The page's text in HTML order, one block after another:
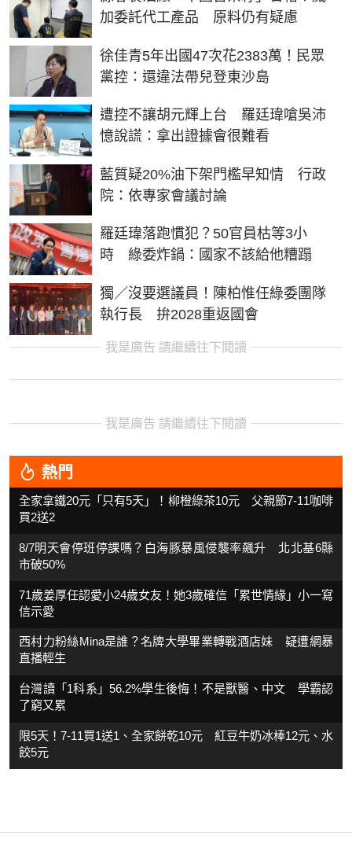
加委託代工產品 原料仍有疑慮
徐佳青5年出國47次花2383萬！民眾
黨控：還違法帶兒登東沙島
遭控不讓胡元輝上台 羅廷瑋嗆吳沛
憶說謊：拿出證據會很難看
藍質疑20%油下架門檻早知情 行政
院：依專家會議討論
羅廷瑋落跑慣犯？50官員枯等3小
時 綠委炸鍋：國家不該給他糟蹋
獨／沒要選議員！陳柏惟任綠委團隊
執行長 拚2028重返國會
我是廣告 請繼續往下閱讀
我是廣告 請繼續往下閱讀
熱門
全家拿鐵20元「只有5天」！柳橙綠茶10元 父親節7-11咖啡
買2送2
8/7明天會停班停課嗎？白海豚暴風侵襲率飆升 北北基6縣
市破50%
71歲姜厚任認愛小24歲女友！她3歲確信「累世情緣」小一寫
信示愛
西村力粉絲Mina是誰？名牌大學畢業轉戰酒店妹 疑遭網暴
直播輕生
台灣讀「1科系」56.2%學生後悔！不是獸醫、中文 學霸認
了窮又累
限5天！7-11買1送1、全家餅乾10元 紅豆牛奶冰棒12元、水
餃5元